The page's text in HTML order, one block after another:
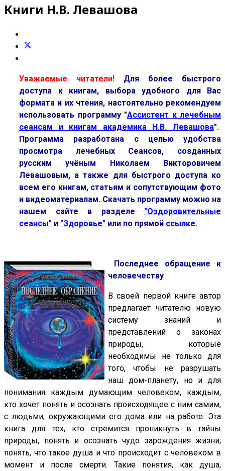
Книги Н.В. Левашова
Уважаемые читатели!
Для более быстрого
доступа к книгам, выбора удобного для Вас
формата и их чтения, настоятельно рекомендуем
использовать программу"Ассистент к лечебным
сеансам и книгам академика Н.В. Левашова".
Программа разработана с целью удобства
просмотра лечебных Сеансов, созданных
русским учёным Николаем Викторовичем
Левашовым, а также для быстрого доступа ко
всем его книгам, статьям и сопутствующим фото
и видеоматериалам. Скачать программу можно на
нашем сайте в разделе
"Оздоровительные
сеансы" и "Здоровье" или по прямой ссылке.
Последнее обращение к
человечеству
В своей первой книге автор
предлагает читателю новую
систему знаний и
представлений о законах
природы, которые
необходимы не только для
того, чтобы не разрушать
наш дом-планету, но и для
понимания каждым думающим человеком, каждым,
кто хочет понять и осознать происходящее с ним самим,
с людьми, окружающими его дома или на работе. Эта
книга для тех, кто стремится проникнуть в тайны
природы, понять и осознать чудо зарождения жизни,
понять, что такое душа и что происходит с человеком в
момент и после смерти. Такие понятия, как душа,